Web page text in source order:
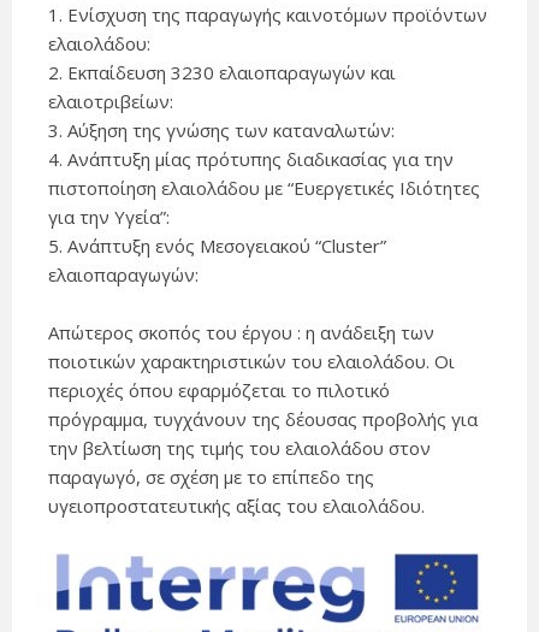
1. Ενίσχυση της παραγωγής καινοτόμων προϊόντων
ελαιολάδου:
2. Εκπαίδευση 3230 ελαιοπαραγωγών και
ελαιοτριβείων:
3. Αύξηση της γνώσης των καταναλωτών:
4. Ανάπτυξη μίας πρότυπης διαδικασίας για την
πιστοποίηση ελαιολάδου με “Ευεργετικές Ιδιότητες
για την Υγεία”:
5. Ανάπτυξη ενός Μεσογειακού “Cluster”
ελαιοπαραγωγών:
Απώτερος σκοπός του έργου : η ανάδειξη των
ποιοτικών χαρακτηριστικών του ελαιολάδου. Οι
περιοχές όπου εφαρμόζεται το πιλοτικό
πρόγραμμα, τυγχάνουν της δέουσας προβολής για
την βελτίωση της τιμής του ελαιολάδου στον
παραγωγό, σε σχέση με το επίπεδο της
υγειοπροστατευτικής αξίας του ελαιολάδου.